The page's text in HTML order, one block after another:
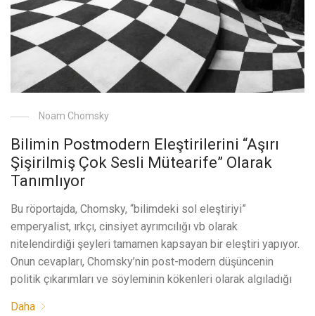
Noam Chomsky
Bilimin Postmodern Eleştirilerini “Aşırı
Şişirilmiş Çok Sesli Mütearife” Olarak
Tanımlıyor
Bu röportajda, Chomsky, “bilimdeki sol eleştiriyi”
emperyalist, ırkçı, cinsiyet ayrımcılığı vb olarak
nitelendirdiği şeyleri tamamen kapsayan bir eleştiri yapıyor.
Onun cevapları, Chomsky’nin post-modern düşüncenin
politik çıkarımları ve söyleminin kökenleri olarak algıladığı
Daha